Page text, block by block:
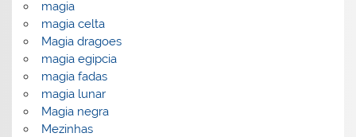
magia
magia celta
Magia dragoes
magia egipcia
magia fadas
magia lunar
Magia negra
Mezinhas